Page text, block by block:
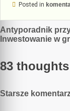
Posted in
Nawigacja
wpisu
Antyporadnik
Inwestowanie w
83
Nawigacja
Starsze